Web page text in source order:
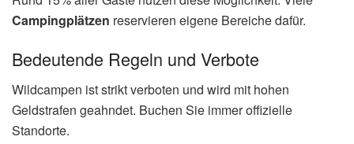
Campingplätzen reservieren eigene Bereiche dafür.
Bedeutende Regeln und Verbote
Wildcampen ist strikt verboten und wird mit hohen
Geldstrafen geahndet. Buchen Sie immer offizielle
Standorte.